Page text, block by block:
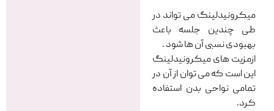
میکرونیدلینگ می تواند در
طی چندین جلسه باعث
بهبودی نسبی آن ها شود .
ازمزیت های میکرونیدلینگ
این است که می توان از آن در
تمامی نواحی بدن استفاده
کرد.